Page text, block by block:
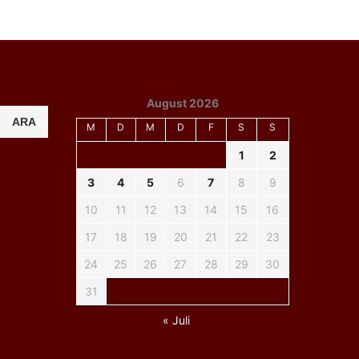
ARA
August 2026
M D M D F S S
1
2
3
4 5 6 7 8
9
10
11 12 13 14 15
16
17
18 19 20 21 22
23
24
25 26 27 28 29
30
31
« Juli